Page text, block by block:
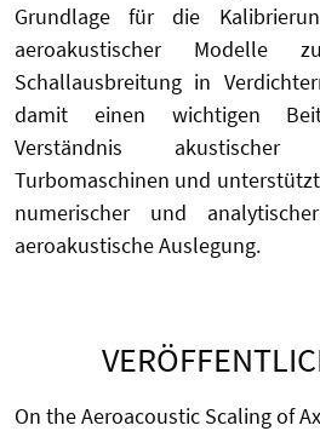
Grundlage für die
aeroakustischer Modelle
Schallausbreitung in
damit einen wichtigen
Verständnis
Turbomaschinen und
numerischer und
aeroakustische Auslegung.
On the Aeroacoustic Scaling of